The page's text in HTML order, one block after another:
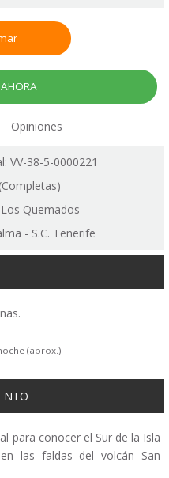
Opiniones
VV-38-5-0000221
Quemados
- S.C. Tenerife
(aprox.)
para conocer el Sur de la Isla
las faldas del volcán San